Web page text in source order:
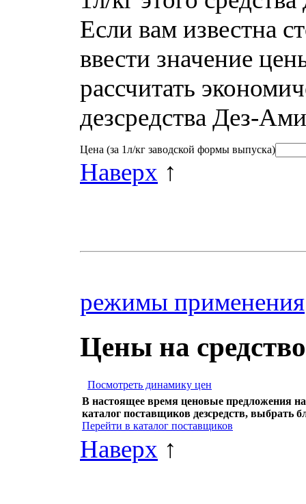
Если вам известна
ввести значение
рассчитать
дезсредства Дез-
Цена (за 1л/кг заводской формы выпуска)
Наверх ↑
режимы применения
Цены на
Посмотреть динамику цен
В настоящее время ценовые предложения
каталог поставщиков дезсредств, выбрать
Перейти в каталог поставщиков
Наверх ↑